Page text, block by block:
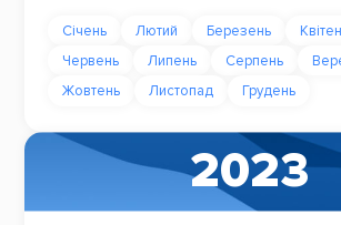
Січень Лютий Березень
Червень
Липень Серпень
Жовтень
Листопад Грудень
2023